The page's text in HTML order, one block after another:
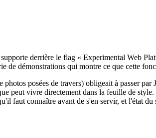
derrière le flag « Experimental Web
démonstrations qui montre ce que cette
posées de travers) obligeait à passer par
peut vivre directement dans la feuille de
faut connaître avant de s'en servir, et l'état du